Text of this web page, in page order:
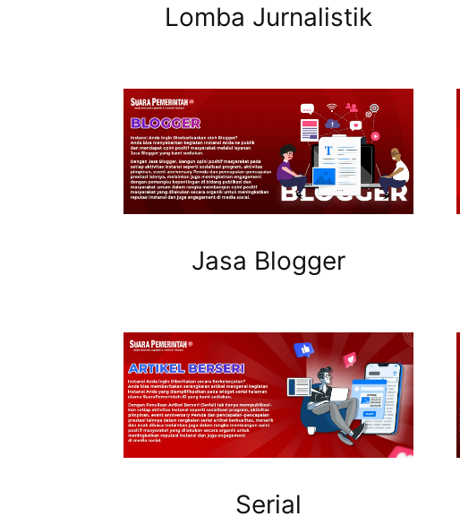
Lomba Jurnalistik
Jasa Blogger
Serial